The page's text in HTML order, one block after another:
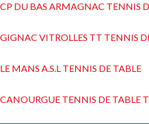
CP DU BAS ARMAGNAC TENNIS
GIGNAC VITROLLES TT TENNIS
LE MANS A.S.L TENNIS DE TABLE
CANOURGUE TENNIS DE TABLE